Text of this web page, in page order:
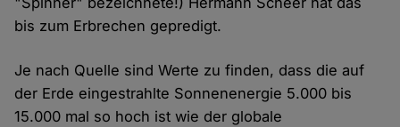
bis zum Erbrechen gepredigt.
Je nach Quelle sind Werte zu finden, dass die auf
der Erde eingestrahlte Sonnenenergie 5.000 bis
15.000 mal so hoch ist wie der globale